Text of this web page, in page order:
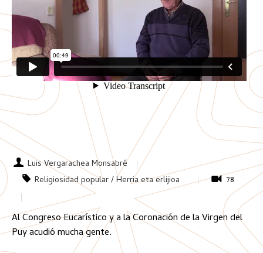
Luis Vergarachea Monsabré
Religiosidad popular / Herria eta erlijioa
78
Al Congreso Eucarístico y a la Coronación de la Virgen del
Puy acudió mucha gente.